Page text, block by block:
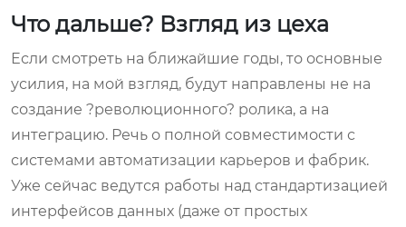
Что дальше? Взгляд из цеха
Если смотреть на ближайшие годы, то основные
усилия, на мой взгляд, будут направлены не на
создание ?революционного? ролика, а на
интеграцию. Речь о полной совместимости с
системами автоматизации карьеров и фабрик.
Уже сейчас ведутся работы над стандартизацией
интерфейсов данных (даже от простых